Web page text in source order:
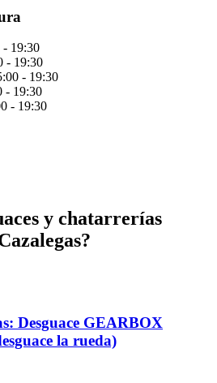
- 19:30
- 19:30
- 19:30
- 19:30
- 19:30
y chatarrerías
Desguace GEARBOX
la rueda)